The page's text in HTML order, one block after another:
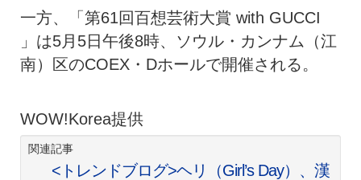
一方、「第61回百想芸術大賞 with GUCCI
」は5月5日午後8時、ソウル・カンナム（江
南）区のCOEX・Dホールで開催される。
WOW!Korea提供
関連記事
<トレンドブログ>ヘリ（Girl’s Day）、漢